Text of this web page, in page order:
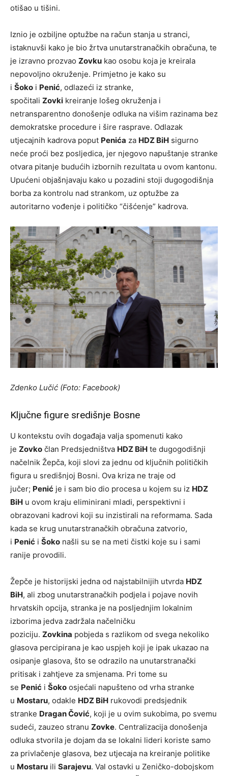
otišao u tišini.
Iznio je ozbiljne optužbe na račun stanja u stranci,
istaknuvši kako je bio žrtva unutarstranačkih obračuna, te
je izravno prozvao Zovku kao osobu koja je kreirala
nepovoljno okruženje. Primjetno je kako su
i Šoko i Penić, odlazeći iz stranke,
spočitali Zovki kreiranje lošeg okruženja i
netransparentno donošenje odluka na višim razinama bez
demokratske procedure i šire rasprave. Odlazak
utjecajnih kadrova poput Penića za HDZ BiH sigurno
neće proći bez posljedica, jer njegovo napuštanje stranke
otvara pitanje budućih izbornih rezultata u ovom kantonu.
Upućeni objašnjavaju kako u pozadini stoji dugogodišnja
borba za kontrolu nad strankom, uz optužbe za
autoritarno vođenje i političko “čišćenje” kadrova.
Zdenko Lučić (Foto: Facebook)
Ključne figure središnje Bosne
U kontekstu ovih događaja valja spomenuti kako
je Zovko član Predsjedništva HDZ BiH te dugogodišnji
načelnik Žepča, koji slovi za jednu od ključnih političkih
figura u središnjoj Bosni. Ova kriza ne traje od
jučer; Penić je i sam bio dio procesa u kojem su iz HDZ
BiH u ovom kraju eliminirani mladi, perspektivni i
obrazovani kadrovi koji su inzistirali na reformama. Sada
kada se krug unutarstranačkih obračuna zatvorio,
i Penić i Šoko našli su se na meti čistki koje su i sami
ranije provodili.
Žepče je historijski jedna od najstabilnijih utvrda HDZ
BiH, ali zbog unutarstranačkih podjela i pojave novih
hrvatskih opcija, stranka je na posljednjim lokalnim
izborima jedva zadržala načelničku
poziciju. Zovkina pobjeda s razlikom od svega nekoliko
glasova percipirana je kao uspjeh koji je ipak ukazao na
osipanje glasova, što se odrazilo na unutarstranački
pritisak i zahtjeve za smjenama. Pri tome su
se Penić i Šoko osjećali napušteno od vrha stranke
u Mostaru, odakle HDZ BiH rukovodi predsjednik
stranke Dragan Čović, koji je u ovim sukobima, po svemu
sudeći, zauzeo stranu Zovke. Centralizacija donošenja
odluka stvorila je dojam da se lokalni lideri koriste samo
za privlačenje glasova, bez utjecaja na kreiranje politike
u Mostaru ili Sarajevu. Val ostavki u Zeničko-dobojskom